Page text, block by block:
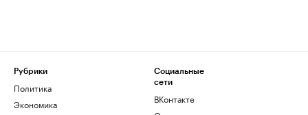
Рубрики
Политика
Экономика
Социальные
сети
ВКонтакте